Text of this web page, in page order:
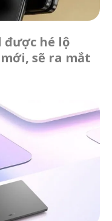
được hé lộ
sẽ ra mắt